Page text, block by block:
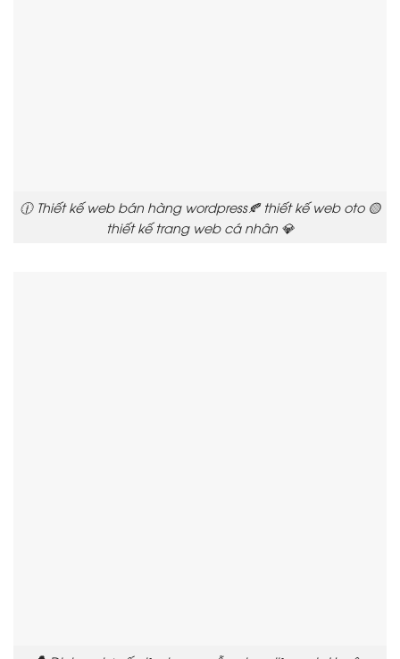
🕧 Thiết kế web bán hàng wordpress🍂 thiết kế web oto 🟡
thiết kế trang web cá nhân 💎